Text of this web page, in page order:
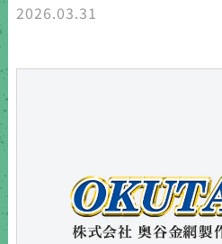
2026.03.31